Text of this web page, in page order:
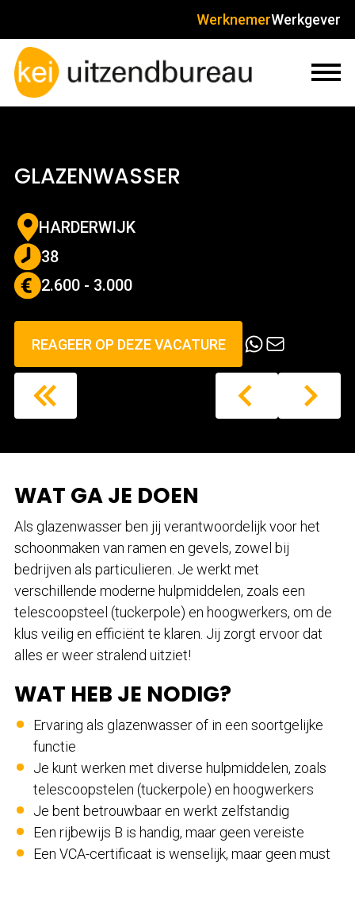
WerknemerWerkgever
GLAZENWASSER
HARDERWIJK
38
2.600 - 3.000
REAGEER OP DEZE VACATURE
WAT GA JE DOEN
Als glazenwasser ben jij verantwoordelijk voor het
schoonmaken van ramen en gevels, zowel bij
bedrijven als particulieren. Je werkt met
verschillende moderne hulpmiddelen, zoals een
telescoopsteel (tuckerpole) en hoogwerkers, om de
klus veilig en efficiënt te klaren. Jij zorgt ervoor dat
alles er weer stralend uitziet!
WAT HEB JE NODIG?
Ervaring als glazenwasser of in een soortgelijke
functie
Je kunt werken met diverse hulpmiddelen, zoals
telescoopstelen (tuckerpole) en hoogwerkers
Je bent betrouwbaar en werkt zelfstandig
Een rijbewijs B is handig, maar geen vereiste
Een VCA-certificaat is wenselijk, maar geen must